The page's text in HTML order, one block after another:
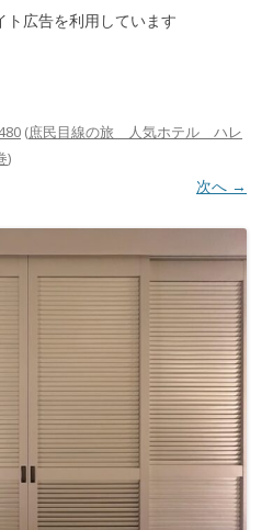
広告を利用しています
(庶民目線の旅 人気ホテル ハレ
)
次へ →